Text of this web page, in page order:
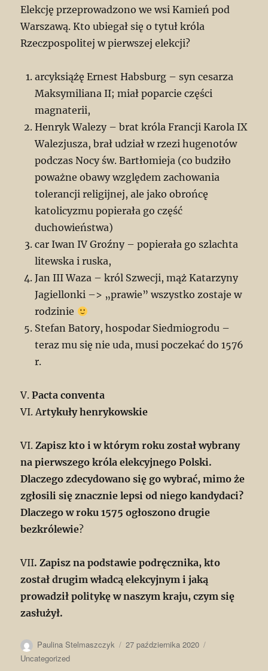
Elekcję przeprowadzono we wsi Kamień pod
Warszawą. Kto ubiegał się o tytuł króla
Rzeczpospolitej w pierwszej elekcji?
arcyksiążę Ernest Habsburg – syn cesarza
Maksymiliana II; miał poparcie części
magnaterii,
Henryk Walezy – brat króla Francji Karola IX
Walezjusza, brał udział w rzezi hugenotów
podczas Nocy św. Bartłomieja (co budziło
poważne obawy względem zachowania
tolerancji religijnej, ale jako obrońcę
katolicyzmu popierała go część
duchowieństwa)
car Iwan IV Groźny – popierała go szlachta
litewska i ruska,
Jan III Waza – król Szwecji, mąż Katarzyny
Jagiellonki –> „prawie” wszystko zostaje w
rodzinie
Stefan Batory, hospodar Siedmiogrodu –
teraz mu się nie uda, musi poczekać do 1576
r.
V. Pacta conventa
VI. Artykuły henrykowskie
VI.Zapisz kto i w którym roku został wybrany
na pierwszego króla elekcyjnego Polski.
Dlaczego zdecydowano się go wybrać, mimo że
zgłosili się znacznie lepsi od niego kandydaci?
Dlaczego w roku 1575 ogłoszono drugie
bezkrólewie?
VII. Zapisz na podstawie podręcznika, kto
został drugim władcą elekcyjnym i jaką
prowadził politykę w naszym kraju, czym się
zasłużył.
Autor
Paulina Stelmaszczyk
Data
27 października 2020
Uncategorized